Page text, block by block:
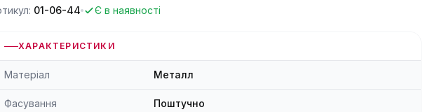
01-06-44 Є в наявності
ХАРАКТЕРИСТИКИ
Матеріал Металл
Фасування Поштучно